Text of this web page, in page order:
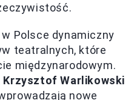
Polsce dynamiczny
teatralnych, które
międzynarodowym.
Krzysztof Warlikowski
nowe